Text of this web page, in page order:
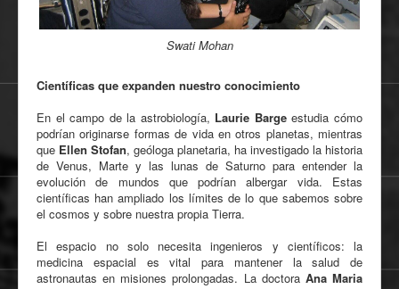
Swati Mohan
Científicas que expanden nuestro conocimiento
En el campo de la astrobiología, Laurie Bargeestudia cómo
podrían originarse formas de vida en otros planetas, mientras
que Ellen Stofan, geóloga planetaria, ha investigado la historia
de Venus, Marte y las lunas de Saturno para entender la
evolución de mundos que podrían albergar vida. Estas
científicas han ampliado los límites de lo que sabemos sobre
el cosmos y sobre nuestra propia Tierra.
El espacio no solo necesita ingenieros y científicos: la
medicina espacial es vital para mantener la salud de
astronautas en misiones prolongadas. La doctora Ana Maria